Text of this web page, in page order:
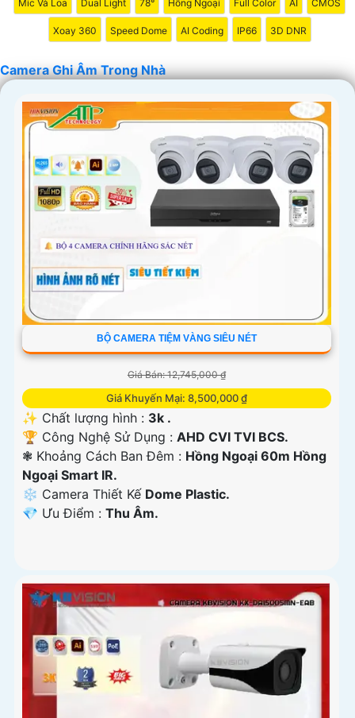
chắn hơn chất lượng sản phẩm và dịch vụ hỗ trợ sau bán
hàng tốt.
Mic Và Loa Dual Light 78° Hồng Ngoại Full Color AI CMOS
Xoay 360 Speed Dome AI Coding IP66 3D DNR
Camera Ghi Âm Trong Nhà
BỘ CAMERA TIỆM VÀNG SIÊU NÉT
Giá Bán: 12,745,000 ₫
Giá Khuyến Mại: 8,500,000 ₫
✨ Chất lượng hình : 3k .
🏆 Công Nghệ Sử Dụng : AHD CVI TVI BCS.
❃ Khoảng Cách Ban Đêm : Hồng Ngoại 60m Hồng
Ngoại Smart IR.
❄ Camera Thiết Kế Dome Plastic.
️💎 Ưu Điểm : Thu Âm.